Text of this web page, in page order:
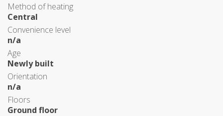
Method of heating
Central
Convenience level
n/a
Age
Newly built
Orientation
n/a
Floors
Ground floor